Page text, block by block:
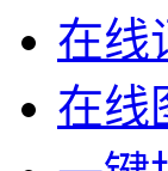
在线
在线